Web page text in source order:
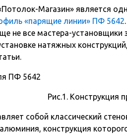
Магазин» является
«парящие линии» ПФ 5642
не все мастера-
натяжных
Рис.1. Конструкция
собой классический
конструкция